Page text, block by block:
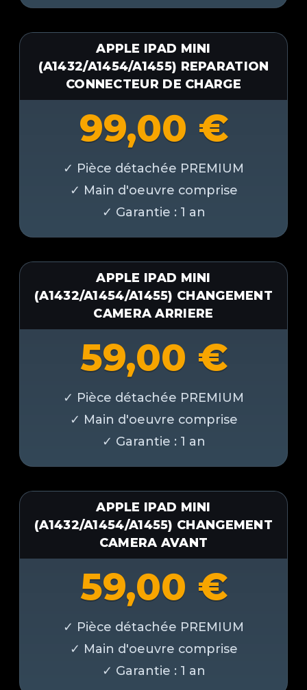
APPLE IPAD MINI
(A1432/A1454/A1455) REPARATION
CONNECTEUR DE CHARGE
99,00 €
APPLE IPAD MINI
(A1432/A1454/A1455) CHANGEMENT
CAMERA ARRIERE
59,00 €
APPLE IPAD MINI
(A1432/A1454/A1455) CHANGEMENT
CAMERA AVANT
59,00 €